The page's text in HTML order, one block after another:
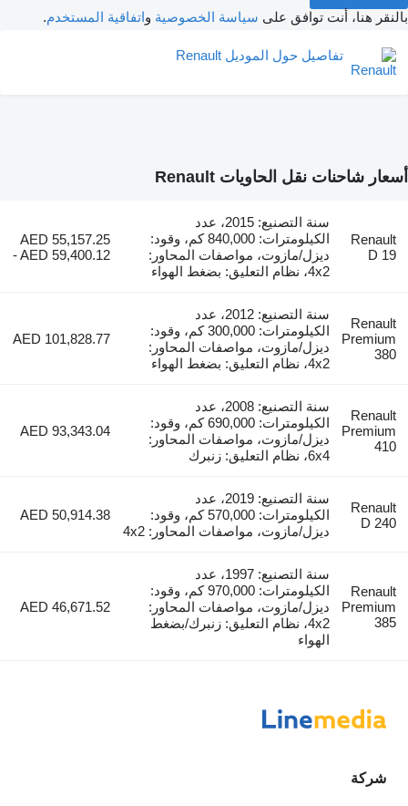
بالنقر هنا، أنت توافق على سياسة الخصوصية واتفاقية المستخدم.
تفاصيل حول الموديل Renault
أسعار شاحنات نقل الحاويات Renault
Renault
D 19
سنة التصنيع: 2015، عدد
الكيلومترات: 840,000 كم، وقود:
ديزل/مازوت، مواصفات المحاور:
4x2، نظام التعليق: بضغط الهواء
AED 55,157.25
- AED 59,400.12
Renault
Premium
380
سنة التصنيع: 2012، عدد
الكيلومترات: 300,000 كم، وقود:
ديزل/مازوت، مواصفات المحاور:
4x2، نظام التعليق: بضغط الهواء
AED 101,828.77
Renault
Premium
410
سنة التصنيع: 2008، عدد
الكيلومترات: 690,000 كم، وقود:
ديزل/مازوت، مواصفات المحاور:
6x4، نظام التعليق: زنبرك
AED 93,343.04
Renault
D 240
سنة التصنيع: 2019، عدد
الكيلومترات: 570,000 كم، وقود:
ديزل/مازوت، مواصفات المحاور: 4x2
AED 50,914.38
Renault
Premium
385
سنة التصنيع: 1997، عدد
الكيلومترات: 970,000 كم، وقود:
ديزل/مازوت، مواصفات المحاور:
4x2، نظام التعليق: زنبرك/بضغط
الهواء
AED 46,671.52
شركة